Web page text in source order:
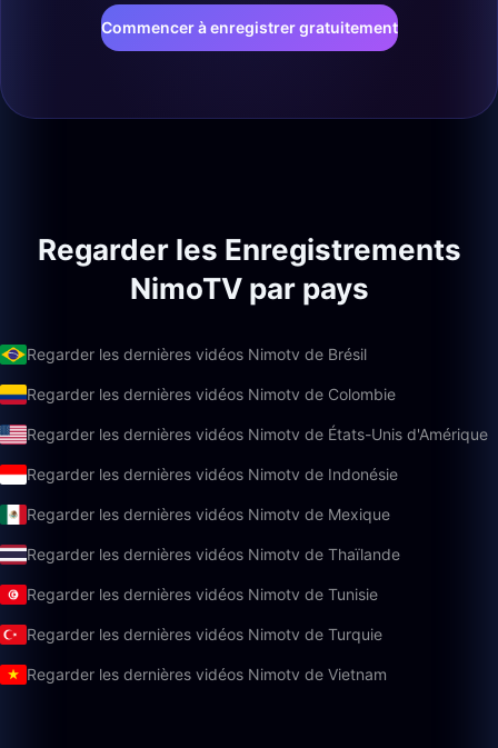
Commencer à enregistrer gratuitement
Regarder les Enregistrements
NimoTV par pays
Regarder les dernières vidéos Nimotv de Brésil
Regarder les dernières vidéos Nimotv de Colombie
Regarder les dernières vidéos Nimotv de États-Unis d'Amérique
Regarder les dernières vidéos Nimotv de Indonésie
Regarder les dernières vidéos Nimotv de Mexique
Regarder les dernières vidéos Nimotv de Thaïlande
Regarder les dernières vidéos Nimotv de Tunisie
Regarder les dernières vidéos Nimotv de Turquie
Regarder les dernières vidéos Nimotv de Vietnam